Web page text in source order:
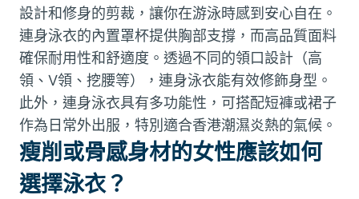
設計和修身的剪裁，讓你在游泳時感到安心自在。
連身泳衣的內置罩杯提供胸部支撐，而高品質面料
確保耐用性和舒適度。透過不同的領口設計（高
領、V領、挖腰等），連身泳衣能有效修飾身型。
此外，連身泳衣具有多功能性，可搭配短褲或裙子
作為日常外出服，特別適合香港潮濕炎熱的氣候。
瘦削或骨感身材的女性應該如何
選擇泳衣？